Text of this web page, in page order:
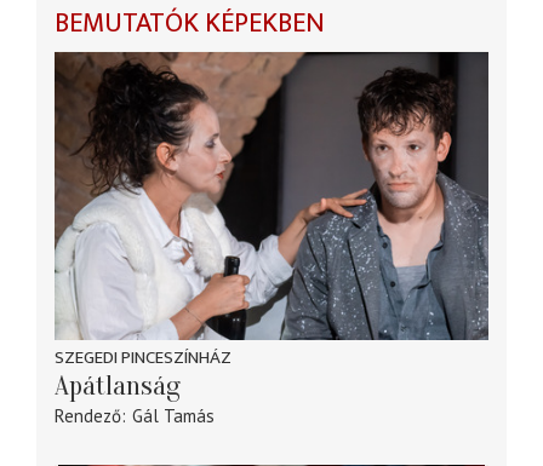
BEMUTATÓK KÉPEKBEN
SZEGEDI PINCESZÍNHÁZ
Apátlanság
Rendező Gál Tamás